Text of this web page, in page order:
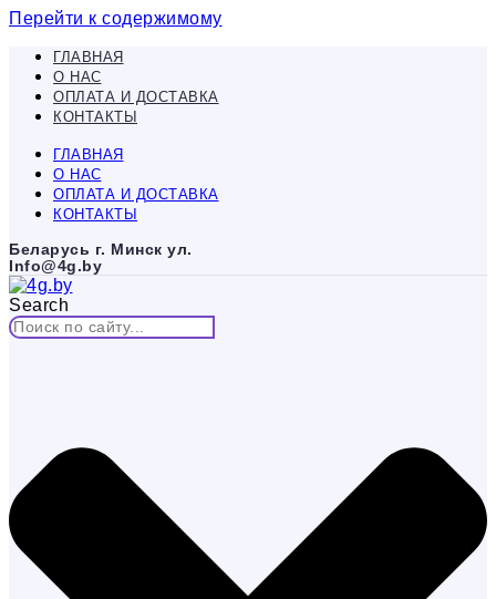
Перейти к содержимому
ГЛАВНАЯ
О НАС
ОПЛАТА И ДОСТАВКА
КОНТАКТЫ
ГЛАВНАЯ
О НАС
ОПЛАТА И ДОСТАВКА
КОНТАКТЫ
Беларусь г. Минск ул.
Info@4g.by
Search